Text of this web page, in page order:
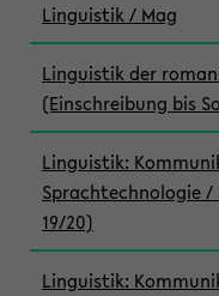
Linguistik / Mag
Linguistik der
(Einschreibung bis
Linguistik:
Sprachtechnologie /
19/20)
Linguistik: